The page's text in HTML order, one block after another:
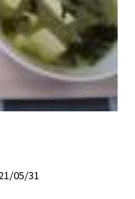
05/31